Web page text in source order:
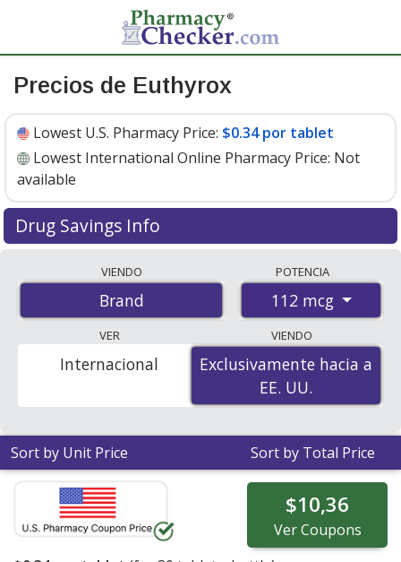
Precios de Euthyrox
Lowest U.S. Pharmacy Price: $0.34 por tablet
Lowest International Online Pharmacy Price: Not
available
Drug Savings Info
start at$0.34 por tabletfor 30 tablets. You save 58%
off the average U.S. pharmacy retail price of $0.82 per
tablet for 30 tablets. Enter your ZIP Code to compare
discount Euthyrox coupon prices in your area.
VIENDO
Brand
POTENCIA
112 mcg
VER
Exclusivamente hacia a
EE. UU.
Internacional
VIENDO
Exclusivamente hacia a
EE. UU.
Sort by Unit Price Sort by Total Price
$10,36
VerCoupons